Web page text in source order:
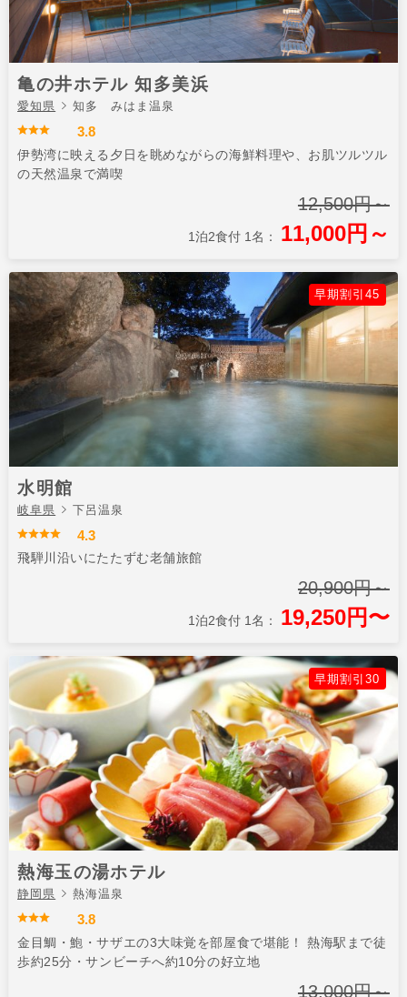
亀の井ホテル 知多美浜
愛知県 知多 みはま温泉
3.8
伊勢湾に映える夕日を眺めながらの海鮮料理や、お肌ツルツル
の天然温泉で満喫
12,500円～
1泊2食付 1名： 11,000円～
早期割引45
水明館
岐阜県 下呂温泉
4.3
飛騨川沿いにたたずむ老舗旅館
20,900円～
1泊2食付 1名： 19,250円〜
早期割引30
熱海玉の湯ホテル
静岡県 熱海温泉
3.8
金目鯛・鮑・サザエの3大味覚を部屋食で堪能！ 熱海駅まで徒
歩約25分・サンビーチへ約10分の好立地
13,000円～